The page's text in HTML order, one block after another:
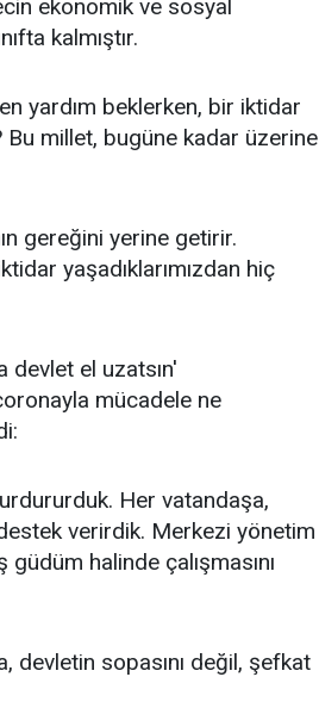
ekonomik ve sosyal
kalmıştır.
yardım beklerken, bir iktidar
Bu millet, bugüne kadar üzerine
gereğini yerine getirir.
yaşadıklarımızdan hiç
devlet el uzatsın'
mücadele ne
Her vatandaşa,
verirdik. Merkezi yönetim
güdüm halinde çalışmasını
devletin sopasını değil, şefkat